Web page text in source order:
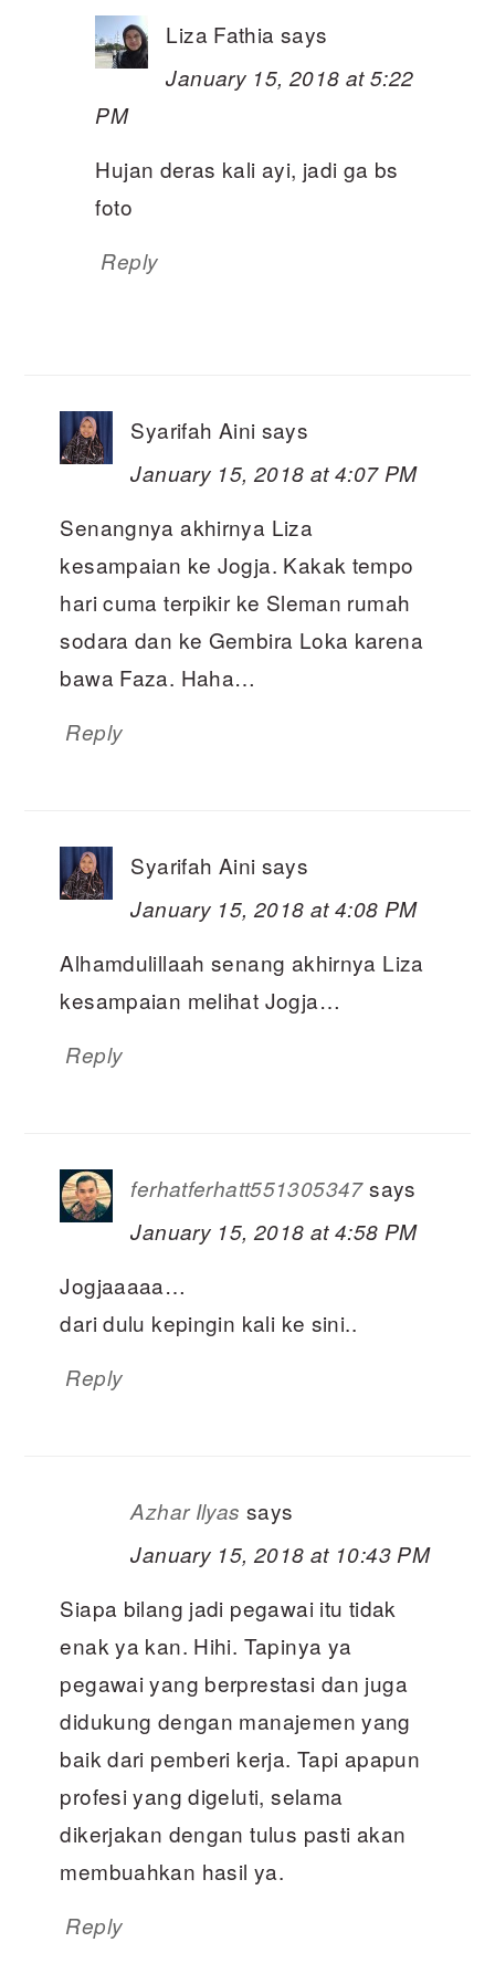
Liza Fathia says
January 15, 2018 at 5:22
PM
Hujan deras kali ayi, jadi ga bs
foto
Reply
Syarifah Aini says
January 15, 2018 at 4:07 PM
Senangnya akhirnya Liza
kesampaian ke Jogja. Kakak tempo
hari cuma terpikir ke Sleman rumah
sodara dan ke Gembira Loka karena
bawa Faza. Haha…
Reply
Syarifah Aini says
January 15, 2018 at 4:08 PM
Alhamdulillaah senang akhirnya Liza
kesampaian melihat Jogja…
Reply
ferhatferhatt551305347 says
January 15, 2018 at 4:58 PM
Jogjaaaaa…
dari dulu kepingin kali ke sini..
Reply
Azhar Ilyas says
January 15, 2018 at 10:43 PM
Siapa bilang jadi pegawai itu tidak
enak ya kan. Hihi. Tapinya ya
pegawai yang berprestasi dan juga
didukung dengan manajemen yang
baik dari pemberi kerja. Tapi apapun
profesi yang digeluti, selama
dikerjakan dengan tulus pasti akan
membuahkan hasil ya.
Reply